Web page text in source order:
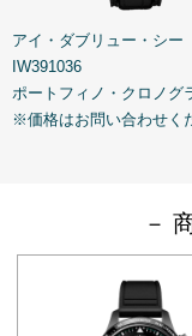
アイ・ダブリュー・シー
IW391036
ポートフィノ・クロノグ
※価格はお問い合わせく
－